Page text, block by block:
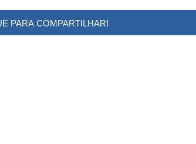
PARA COMPARTILHAR!